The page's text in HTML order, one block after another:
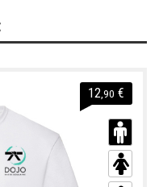
bob
12,90 €